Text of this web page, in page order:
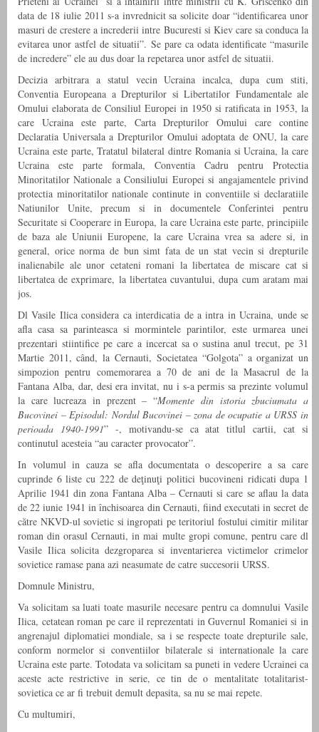
data de 18 iulie 2011 s-a invrednicit sa solicite doar “identificarea unor
masuri de crestere a increderii intre Bucuresti si Kiev care sa conduca la
evitarea unor astfel de situatii”. Se pare ca odata identificate “masurile
de incredere” ele au dus doar la repetarea unor astfel de situatii.
Decizia arbitrara a statul vecin Ucraina incalca, dupa cum stiti,
Conventia Europeana a Drepturilor si Libertatilor Fundamentale ale
Omului elaborata de Consiliul Europei in 1950 si ratificata in 1953, la
care Ucraina este parte, Carta Drepturilor Omului care contine
Declaratia Universala a Drepturilor Omului adoptata de ONU, la care
Ucraina este parte, Tratatul bilateral dintre Romania si Ucraina, la care
Ucraina este parte formala, Conventia Cadru pentru Protectia
Minoritatilor Nationale a Consiliului Europei si angajamentele privind
protectia minoritatilor nationale continute in conventiile si declaratiile
Natiunilor Unite, precum si in documentele Conferintei pentru
Securitate si Cooperare in Europa, la care Ucraina este parte, principiile
de baza ale Uniunii Europene, la care Ucraina vrea sa adere si, in
general, orice norma de bun simt fata de un stat vecin si drepturile
inalienabile ale unor cetateni romani la libertatea de miscare cat si
libertatea de exprimare, la libertatea cuvantului, dupa cum aratam mai
jos.
Dl Vasile Ilica considera ca interdicatia de a intra in Ucraina, unde se
afla casa sa parinteasca si mormintele parintilor, este urmarea unei
prezentari stiintifice pe care a incercat sa o sustina anul trecut, pe 31
Martie 2011, când, la Cernauti, Societatea “Golgota” a organizat un
simpozion pentru comemorarea a 70 de ani de la Masacrul de la
Fantana Alba, dar, desi era invitat, nu i s-a permis sa prezinte volumul
la care lucreaza in prezent – “Momente din istoria zbuciumata a
Bucovinei – Episodul: Nordul Bucovinei – zona de ocupatie a URSS in
perioada 1940-1991” -, motivandu-se ca atat titlul cartii, cat si
continutul acesteia “au caracter provocator”.
In volumul in cauza se afla documentata o descoperire a sa care
cuprinde 6 liste cu 222 de deţinuţi politici bucovineni ridicati dupa 1
Aprilie 1941 din zona Fantana Alba – Cernauti si care se aflau la data
de 22 iunie 1941 in închisoarea din Cernauti, fiind executati in secret de
către NKVD-ul sovietic si ingropati pe teritoriul fostului cimitir militar
roman din orasul Cernauti, in mai multe gropi comune, pentru care dl
Vasile Ilica solicita dezgroparea si inventarierea victimelor crimelor
sovietice ramase pana azi neasumate de catre succesorii URSS.
Domnule Ministru,
Va solicitam sa luati toate masurile necesare pentru ca domnului Vasile
Ilica, cetatean roman pe care il reprezentati in Guvernul Romaniei si in
angrenajul diplomatiei mondiale, sa i se respecte toate drepturile sale,
conform normelor si conventiilor bilaterale si internationale la care
Ucraina este parte. Totodata va solicitam sa puneti in vedere Ucrainei ca
aceste acte restrictive in serie, ce tin de o mentalitate totalitarist-
sovietica ce ar fi trebuit demult depasita, sa nu se mai repete.
Cu multumiri,